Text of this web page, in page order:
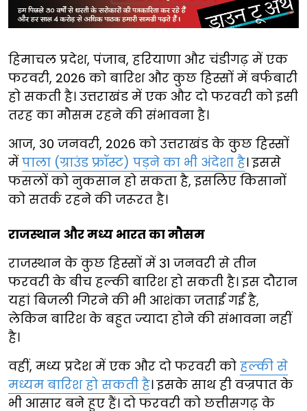
हिमाचल प्रदेश, पंजाब, हरियाणा और चंडीगढ़ में एक
फरवरी, 2026 को बारिश और कुछ हिस्सों में बर्फबारी
हो सकती है। उत्तराखंड में एक और दो फरवरी को इसी
तरह का मौसम रहने की संभावना है।
आज, 30 जनवरी, 2026 को उत्तराखंड के कुछ हिस्सों
में पाला (ग्राउंड फ्रॉस्ट) पड़ने का भी अंदेशा है। इससे
फसलों को नुकसान हो सकता है, इसलिए किसानों
को सतर्क रहने की जरूरत है।
राजस्थान और मध्य भारत का मौसम
राजस्थान के कुछ हिस्सों में 31 जनवरी से तीन
फरवरी के बीच हल्की बारिश हो सकती है। इस दौरान
यहां बिजली गिरने की भी आशंका जताई गई है,
लेकिन बारिश के बहुत ज्यादा होने की संभावना नहीं
है।
वहीं, मध्य प्रदेश में एक और दो फरवरी को हल्की से
मध्यम बारिश हो सकती है। इसके साथ ही वज्रपात के
भी आसार बने हुए हैं। दो फरवरी को छत्तीसगढ़ के